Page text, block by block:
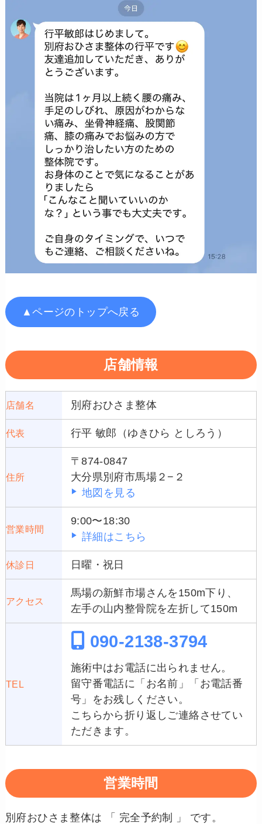
▲ページのトップへ戻る
店舗情報
店舗名 別府おひさま整体
代表 行平 敏郎（ゆきひら としろう）
住所
〒874-0847
大分県別府市馬場２−２
地図を見る
営業時間
9:00〜18:30
詳細はこちら
休診日 日曜・祝日
アクセス
馬場の新鮮市場さんを150m下り、
左手の山内整骨院を左折して150m
TEL
090-2138-3794
施術中はお電話に出られません。
留守番電話に「お名前」「お電話番
号」をお残しください。
こちらから折り返しご連絡させてい
ただきます。
営業時間
別府おひさま整体は 「 完全予約制 」 です。